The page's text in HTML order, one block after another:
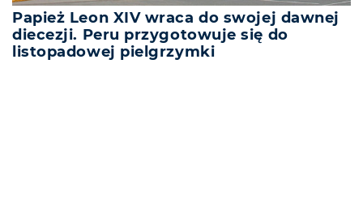
Papież Leon XIV wraca do swojej dawnej
diecezji. Peru przygotowuje się do
listopadowej pielgrzymki